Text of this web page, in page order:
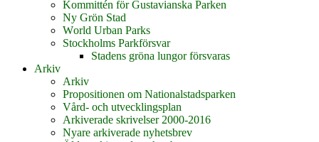
Kommittén för Gustavianska Parken
Ny Grön Stad
World Urban Parks
Stockholms Parkförsvar
Stadens gröna lungor försvaras
Arkiv
Arkiv
Propositionen om Nationalstadsparken
Vård- och utvecklingsplan
Arkiverade skrivelser 2000-2016
Nyare arkiverade nyhetsbrev